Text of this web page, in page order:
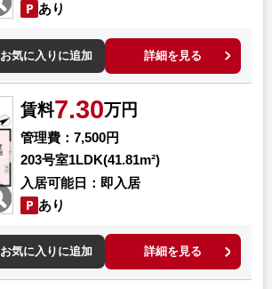
あり
お気に入りに追加 詳細を見る
賃料7.30万円
管理費
7,500円
203号室1LDK(41.81m²)
入居可能日
即入居
あり
お気に入りに追加 詳細を見る